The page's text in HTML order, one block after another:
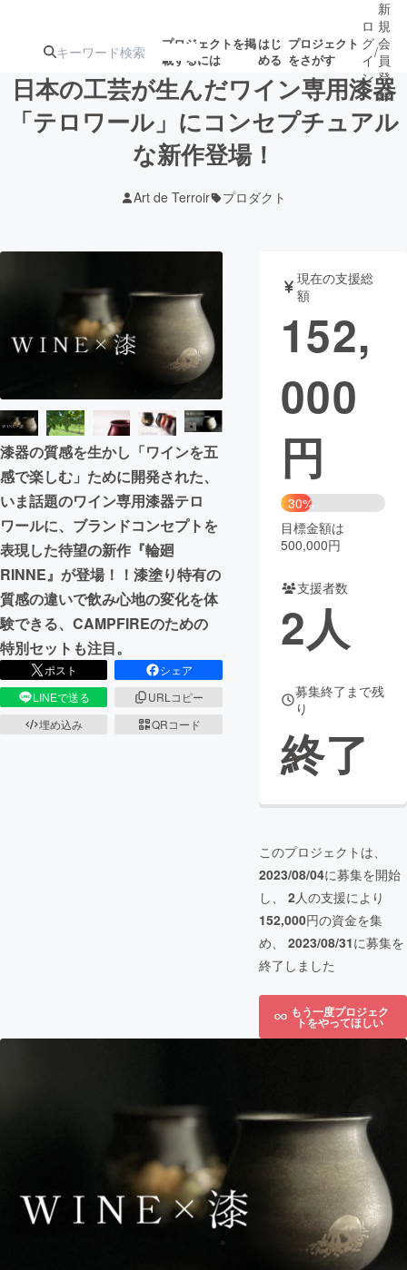
プロジェクトを掲
載するには
はじ
める
プロジェクト
をさがす
注目の新着プロ
ジェクト
募集終了が近いプ
テクノロジー・ガジェット
映像・映画 書籍・雑誌
ビジネス・起業 チャレンジ
まちづくり・地域活性化
CAMPFIRE for Social Good
CAMPFIRE Creation
CAMPFIREふるさと納税machi-ya コミュニティ
ロ
グ
イ
ン
/
新
規
会
員
登
録
日本の工芸が生んだワイン専用漆器
「テロワール」にコンセプチュアル
な新作登場！
Art de Terroir プロダクト
漆器の質感を生かし「ワインを五
感で楽しむ」ために開発された、
いま話題のワイン専用漆器テロ
ワールに、ブランドコンセプトを
表現した待望の新作『輪廻
RINNE』が登場！！漆塗り特有の
質感の違いで飲み心地の変化を体
験できる、CAMPFIREのための
特別セットも注目。
ポスト
シェア
LINEで送る
URLコピー
埋め込み
QRコード
現在の支援総
額
152,
000
円
30%
目標金額は
500,000円
支援者数
2人
募集終了まで残
り
終了
このプロジェクトは、
2023/08/04に募集を開始
し、 2人の支援により
152,000円の資金を集
め、 2023/08/31に募集を
終了しました
もう一度プロジェク
トをやってほしい